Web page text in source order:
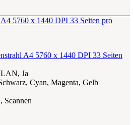
A4 5760 x 1440 DPI 33 Seiten
Ja
Cyan, Magenta, Gelb
Scannen